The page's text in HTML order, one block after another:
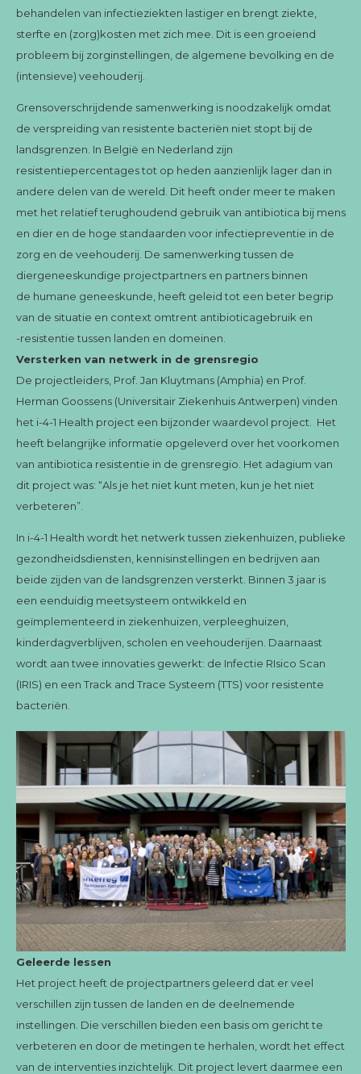
behandelen van infectieziekten lastiger en brengt ziekte,
sterfte en (zorg)kosten met zich mee. Dit is een groeiend
probleem bij zorginstellingen, de algemene bevolking en de
(intensieve) veehouderij.
Grensoverschrijdende samenwerking is noodzakelijk omdat
de verspreiding van resistente bacteriën niet stopt bij de
landsgrenzen. In België en Nederland zijn
resistentiepercentages tot op heden aanzienlijk lager dan in
andere delen van de wereld. Dit heeft onder meer te maken
met het relatief terughoudend gebruik van antibiotica bij mens
en dier en de hoge standaarden voor infectiepreventie in de
zorg en de veehouderij. De samenwerking tussen de
diergeneeskundige projectpartners en partners binnen
de humane geneeskunde, heeft geleid tot een beter begrip
van de situatie en context omtrent antibioticagebruik en
-resistentie tussen landen en domeinen.
Versterken van netwerk in de grensregio
De projectleiders, Prof. Jan Kluytmans (Amphia) en Prof.
Herman Goossens (Universitair Ziekenhuis Antwerpen) vinden
het i-4-1 Health project een bijzonder waardevol project. Het
heeft belangrijke informatie opgeleverd over het voorkomen
van antibiotica resistentie in de grensregio. Het adagium van
dit project was: “Als je het niet kunt meten, kun je het niet
verbeteren”.
In i-4-1 Health wordt het netwerk tussen ziekenhuizen, publieke
gezondheidsdiensten, kennisinstellingen en bedrijven aan
beide zijden van de landsgrenzen versterkt. Binnen 3 jaar is
een eenduidig meetsysteem ontwikkeld en
geïmplementeerd in ziekenhuizen, verpleeghuizen,
kinderdagverblijven, scholen en veehouderijen. Daarnaast
wordt aan twee innovaties gewerkt: de Infectie RIsico Scan
(IRIS) en een Track and Trace Systeem (TTS) voor resistente
bacteriën.
Geleerde lessen
Het project heeft de projectpartners geleerd dat er veel
verschillen zijn tussen de landen en de deelnemende
instellingen. Die verschillen bieden een basis om gericht te
verbeteren en door de metingen te herhalen, wordt het effect
van de interventies inzichtelijk. Dit project levert daarmee een